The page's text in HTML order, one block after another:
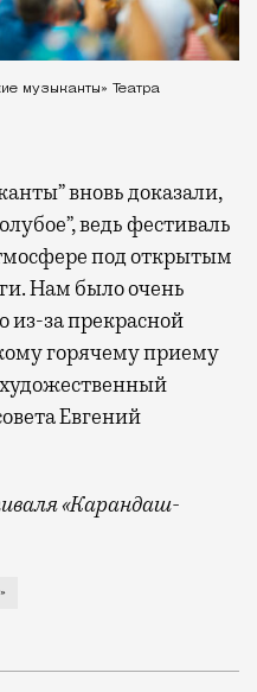
музыканты» Театра
вновь доказали,
ведь фестиваль
под открытым
Нам было очень
из-за прекрасной
горячему приему
Евгений
«Карандаш-
Старица в